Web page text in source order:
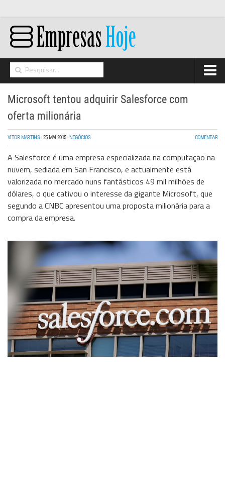
Home
Networking
Segurança
High Tech
Hosting/Cloud
I&D
Opinião
Storage
Wireless
Informação
Microsoft tentou adquirir Salesforce com
oferta milionária
VITOR MARTINS· 25 MAI 2015·NEGÓCIOS COMENTAR
A Salesforce é uma empresa especializada na computação na
nuvem, sediada em San Francisco, e actualmente está
valorizada no mercado nuns fantásticos 49 mil milhões de
dólares, o que cativou o interesse da gigante Microsoft, que
segundo a CNBC apresentou uma proposta milionária para a
compra da empresa.